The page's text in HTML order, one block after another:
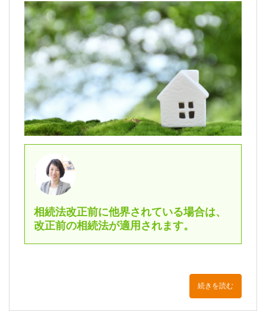
相続法改正前に他界されている場合は、
改正前の相続法が適用されます。
続きを読む